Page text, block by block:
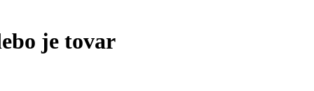
je tovar